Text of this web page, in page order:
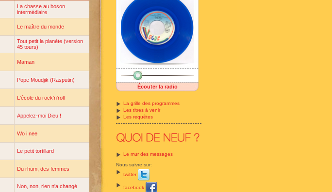
Écouter la radio
La grille des programmes
Les titres à venir
Les requêtes
Le mur des messages
Nous suivre sur:
twitter
facebook
La chasse au boson
intermédiaire
Le maître du monde
Tout petit la planète (version
45 tours)
Maman
Pope Moudjik (Rasputin)
L'école du rock'n'roll
Appelez-moi Dieu !
Wo i nee
Le petit tortillard
Du rhum, des femmes
Non, non, rien n'a changé